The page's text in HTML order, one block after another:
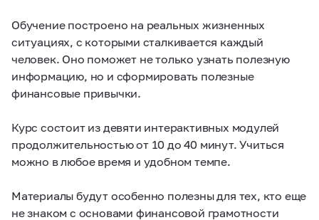
Обучение построено на реальных жизненных
ситуациях, с которыми сталкивается каждый
человек. Оно поможет не только узнать полезную
информацию, но и сформировать полезные
финансовые привычки.
Курс состоит из девяти интерактивных модулей
продолжительностью от 10 до 40 минут. Учиться
можно в любое время и удобном темпе.
Материалы будут особенно полезны для тех, кто еще
не знаком с основами финансовой грамотности